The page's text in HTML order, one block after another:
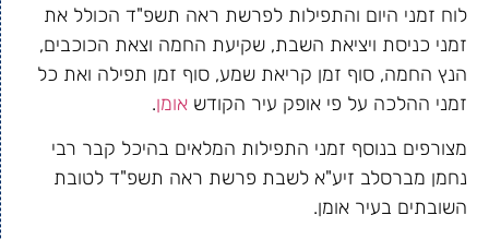
לוח זמני היום והתפילות לפרשת ראה תשפ"ד הכולל את
זמני כניסת ויציאת השבת, שקיעת החמה וצאת הכוכבים,
הנץ החמה, סוף זמן קריאת שמע, סוף זמן תפילה ואת כל
זמני ההלכה על פי אופק עיר הקודש אומן.
מצורפים בנוסף זמני התפילות המלאים בהיכל קבר רבי
נחמן מברסלב זיע"א לשבת פרשת ראה תשפ"ד לטובת
השובתים בעיר אומן.